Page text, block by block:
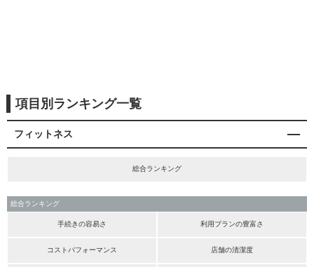
項目別ランキング一覧
フィットネス
総合ランキング
総合ランキング
手続きの容易さ 利用プランの豊富さ
コストパフォーマンス 店舗の清潔度